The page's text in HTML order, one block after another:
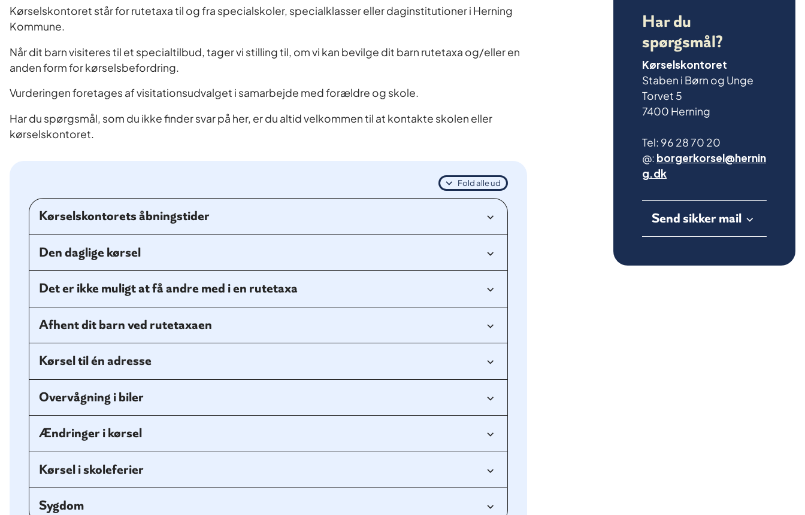
Kørselskontoret står for rutetaxa til og fra specialskoler, specialklasser eller daginstitutioner i Herning
Kommune.
Når dit barn visiteres til et specialtilbud, tager vi stilling til, om vi kan bevilge dit barn rutetaxa og/eller en
anden form for kørselsbefordring.
Vurderingen foretages af visitationsudvalget i samarbejde med forældre og skole.
Har du spørgsmål, som du ikke finder svar på her, er du altid velkommen til at kontakte skolen eller
kørselskontoret.
Fold alle ud
Kørselskontorets åbningstider
Den daglige kørsel
Det er ikke muligt at få andre med i en rutetaxa
Afhent dit barn ved rutetaxaen
Kørsel til én adresse
Overvågning i biler
Ændringer i kørsel
Kørsel i skoleferier
Sygdom
Har du
spørgsmål?
Kørselskontoret
Staben i Børn og Unge
Torvet 5
7400 Herning
Tel: 96 28 70 20
@:borgerkorsel@hernin
g.dk
Send sikker mail